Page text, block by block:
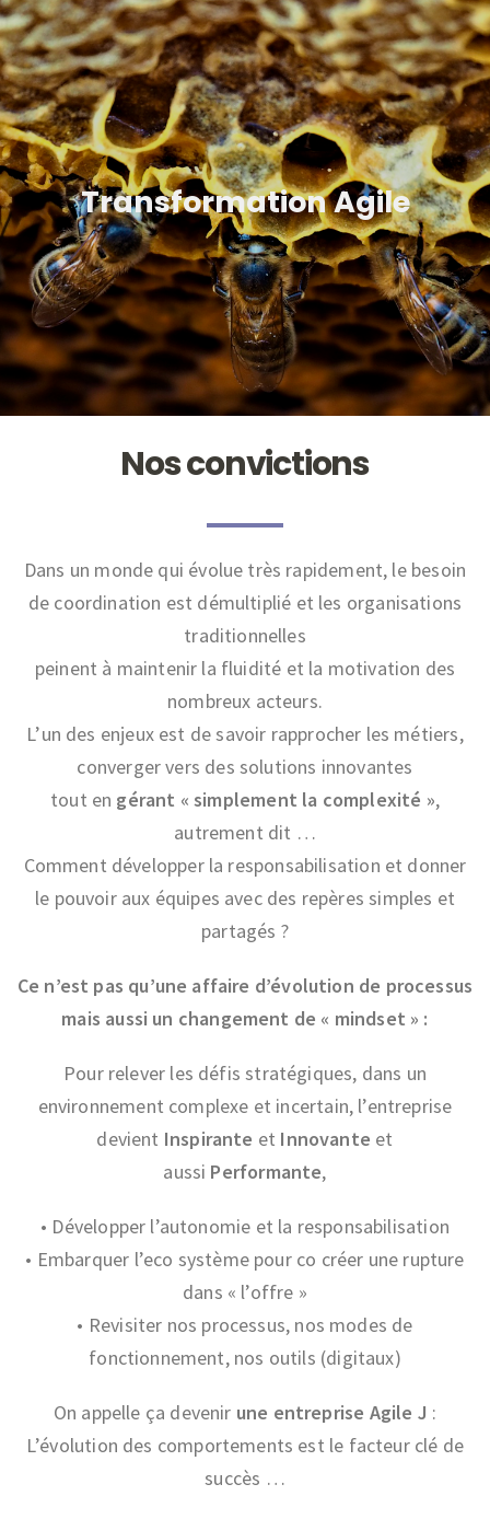
Transformation Agile
Nos convictions
Dans un monde qui évolue très rapidement, le besoin
de coordination est démultiplié et les organisations
traditionnelles
peinent à maintenir la fluidité et la motivation des
nombreux acteurs.
L’un des enjeux est de savoir rapprocher les métiers,
converger vers des solutions innovantes
tout en gérant « simplement la complexité »,
autrement dit …
Comment développer la responsabilisation et donner
le pouvoir aux équipes avec des repères simples et
partagés ?
Ce n’est pas qu’une affaire d’évolution de processus
mais aussi un changement de « mindset » :
Pour relever les défis stratégiques, dans un
environnement complexe et incertain, l’entreprise
devient Inspirante et Innovante et
aussi Performante,
• Développer l’autonomie et la responsabilisation
• Embarquer l’eco système pour co créer une rupture
dans « l’offre »
• Revisiter nos processus, nos modes de
fonctionnement, nos outils (digitaux)
On appelle ça devenir une entreprise Agile J :
L’évolution des comportements est le facteur clé de
succès …